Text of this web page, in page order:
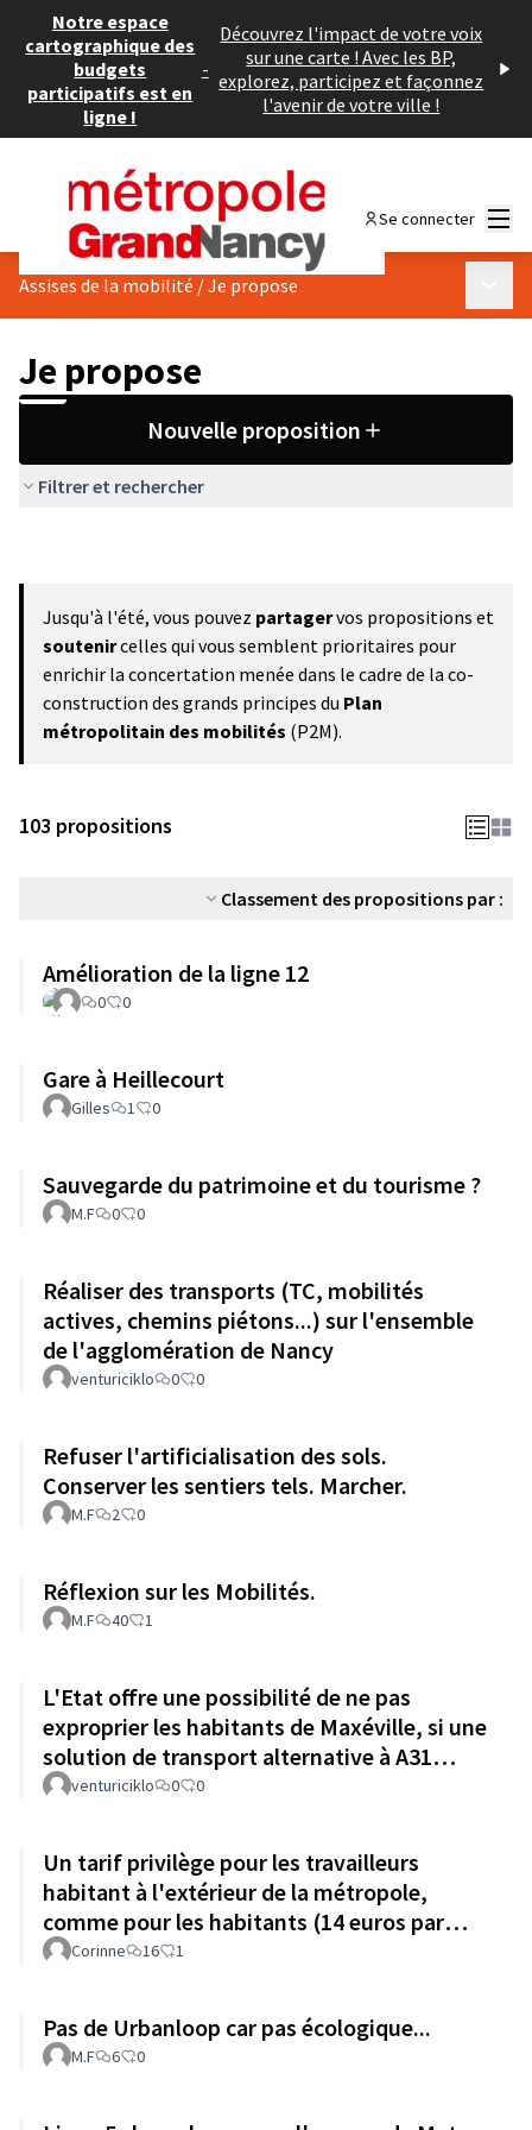
Notre espace
cartographique des
budgets
participatifs est en
ligne !
-
Découvrez l'impact de votre voix
sur une carte ! Avec les BP,
explorez, participez et façonnez
l'avenir de votre ville !
Se connecter
Assises de la mobilité /Je propose
Je propose
Nouvelle proposition
Filtrer et rechercher
Jusqu'à l'été, vous pouvez partagervos propositions et
soutenircelles qui vous semblent prioritaires pour
enrichir la concertation menée dans le cadre de la co-
construction des grands principes du Plan
métropolitain des mobilités (P2M).
103 propositions
Classement des propositions par :
Amélioration de la ligne 12
0 0
Gare à Heillecourt
Gilles 1 0
Sauvegarde du patrimoine et du tourisme ?
M.F 0 0
Réaliser des transports (TC, mobilités
actives, chemins piétons...) sur l'ensemble
de l'agglomération de Nancy
venturiciklo 0 0
Refuser l'artificialisation des sols.
Conserver les sentiers tels. Marcher.
M.F 2 0
Réflexion sur les Mobilités.
M.F 40 1
L'Etat offre une possibilité de ne pas
exproprier les habitants de Maxéville, si une
solution de transport alternative à A31
réduit de le trafic local
venturiciklo 0 0
Un tarif privilège pour les travailleurs
habitant à l'extérieur de la métropole,
comme pour les habitants (14 euros par
mois)
Corinne 16 1
Pas de Urbanloop car pas écologique...
M.F 6 0